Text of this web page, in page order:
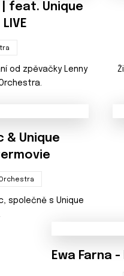
| feat. Unique
od zpěvačky Lenny
& Unique
společně s Unique
Ewa Farna -